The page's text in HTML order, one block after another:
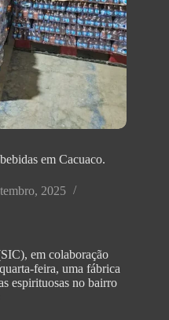
em Cacuaco.
2025
em colaboração
feira, uma fábrica
espirituosas no bairro